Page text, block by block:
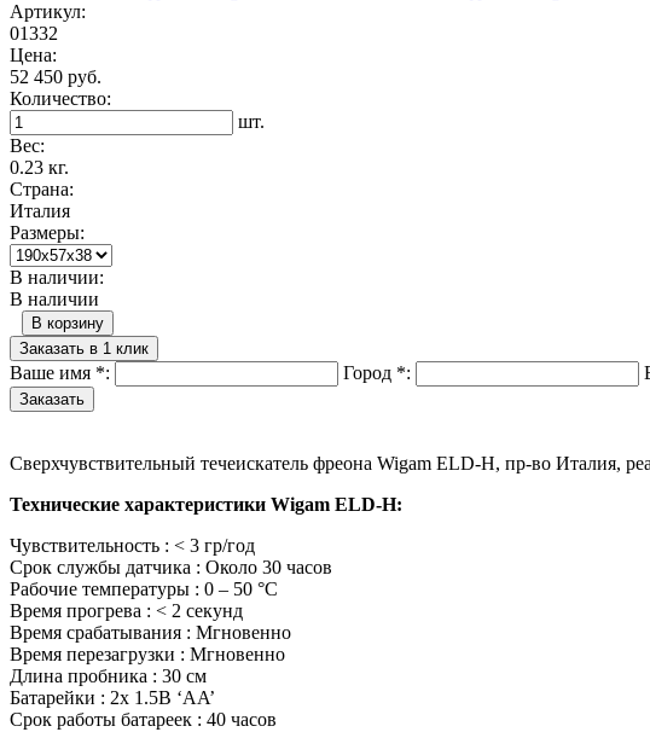
Артикул:
01332
Цена:
52 450 руб.
Количество:
шт.
Вес:
0.23 кг.
Страна:
Италия
Размеры:
В наличии:
В наличии
В корзину
Заказать в 1 клик
Ваше имя *: Город *:
Сверхчувствительный течеискатель фреона Wigam ELD-H, пр-во Италия,
Технические характеристики Wigam ELD-H:
Чувствительность : < 3 гр/год
Срок службы датчика : Около 30 часов
Рабочие температуры : 0 – 50 °C
Время прогрева : < 2 секунд
Время срабатывания : Мгновенно
Время перезагрузки : Мгновенно
Длина пробника : 30 см
Батарейки : 2x 1.5В ‘AA’
Срок работы батареек : 40 часов